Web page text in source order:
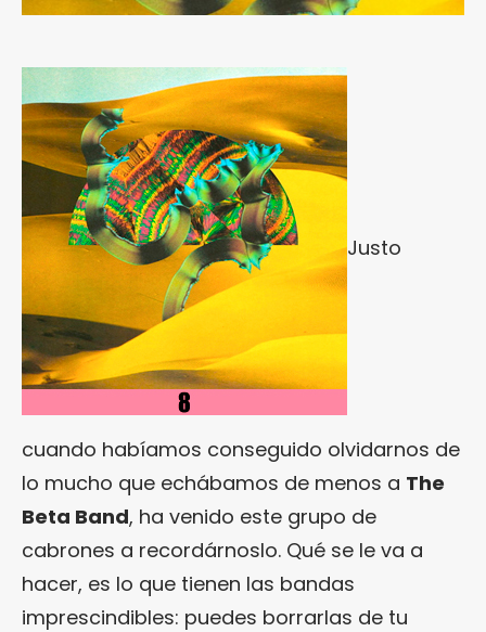
Justo
cuando habíamos conseguido olvidarnos de
lo mucho que echábamos de menos a The
Beta Band, ha venido este grupo de
cabrones a recordárnoslo. Qué se le va a
hacer, es lo que tienen las bandas
imprescindibles: puedes borrarlas de tu